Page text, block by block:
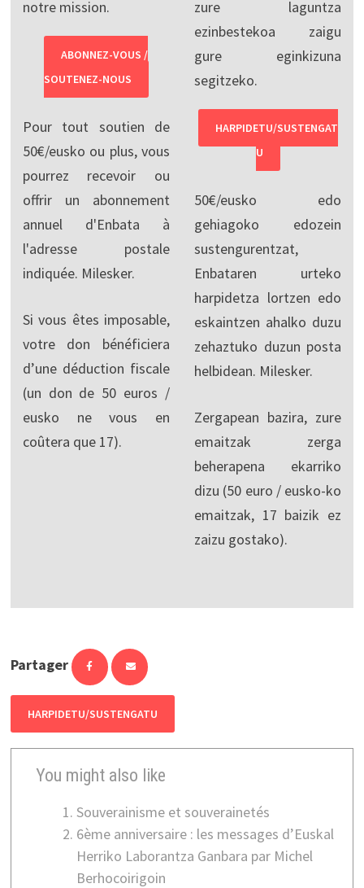
notre mission.
ABONNEZ-VOUS /
SOUTENEZ-NOUS
Pour tout soutien de
50€/eusko ou plus, vous
pourrez recevoir ou
offrir un abonnement
annuel d'Enbata à
l'adresse postale
indiquée. Milesker.
Si vous êtes imposable,
votre don bénéficiera
d’une déduction fiscale
(un don de 50 euros /
eusko ne vous en
coûtera que 17).
zure laguntza
ezinbestekoa zaigu
gure eginkizuna
segitzeko.
HARPIDETU/SUSTENGAT
U
50€/eusko edo
gehiagoko edozein
sustengurentzat,
Enbataren urteko
harpidetza lortzen edo
eskaintzen ahalko duzu
zehaztuko duzun posta
helbidean. Milesker.
Zergapean bazira, zure
emaitzak zerga
beherapena ekarriko
dizu (50 euro / eusko-ko
emaitzak, 17 baizik ez
zaizu gostako).
Partager
HARPIDETU/SUSTENGATU
You might also like
Souverainisme et souverainetés
6ème anniversaire : les messages d’Euskal
Herriko Laborantza Ganbara par Michel
Berhocoirigoin